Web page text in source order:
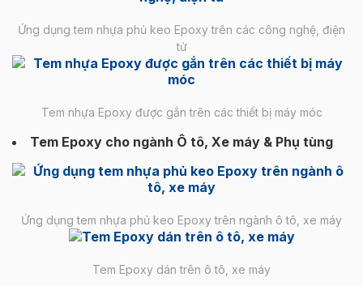
Ứng dụng tem nhựa phủ keo Epoxy trên các công nghệ, điện
tử
Tem nhựa Epoxy được gắn trên các thiết bị máy móc
Tem Epoxy cho ngành Ô tô, Xe máy & Phụ tùng
Ứng dụng tem nhựa phủ keo Epoxy trên ngành ô tô, xe máy
Tem Epoxy dán trên ô tô, xe máy